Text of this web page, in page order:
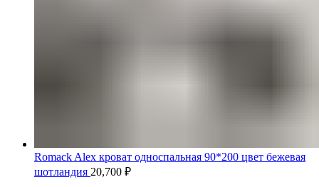
Romack Alex кроват односпальная 90*200 цвет бежевая
шотландия 20,700 ₽